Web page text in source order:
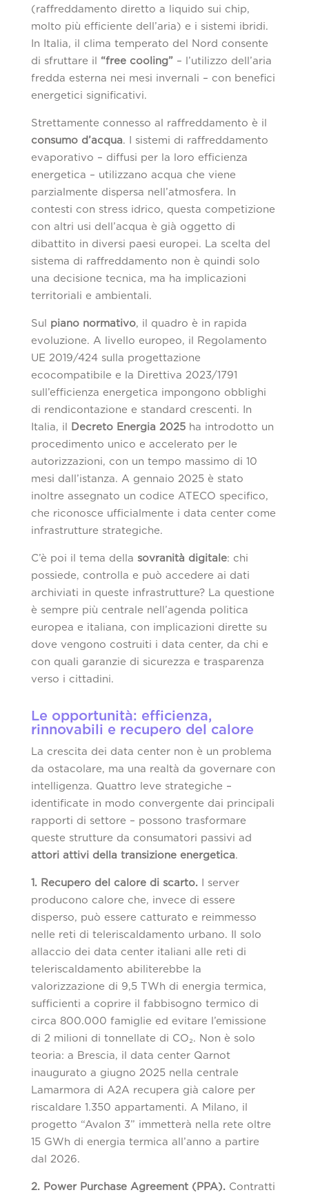
(raffreddamento diretto a liquido sui chip,
molto più efficiente dell’aria) e i sistemi ibridi.
In Italia, il clima temperato del Nord consente
di sfruttare il “free cooling”– l’utilizzo dell’aria
fredda esterna nei mesi invernali – con benefici
energetici significativi.
Strettamente connesso al raffreddamento è il
consumo d’acqua. I sistemi di raffreddamento
evaporativo – diffusi per la loro efficienza
energetica – utilizzano acqua che viene
parzialmente dispersa nell’atmosfera. In
contesti con stress idrico, questa competizione
con altri usi dell’acqua è già oggetto di
dibattito in diversi paesi europei. La scelta del
sistema di raffreddamento non è quindi solo
una decisione tecnica, ma ha implicazioni
territoriali e ambientali.
Sul piano normativo, il quadro è in rapida
evoluzione. A livello europeo, il Regolamento
UE 2019/424 sulla progettazione
ecocompatibile e la Direttiva 2023/1791
sull’efficienza energetica impongono obblighi
di rendicontazione e standard crescenti. In
Italia, il Decreto Energia 2025ha introdotto un
procedimento unico e accelerato per le
autorizzazioni, con un tempo massimo di 10
mesi dall’istanza. A gennaio 2025 è stato
inoltre assegnato un codice ATECO specifico,
che riconosce ufficialmente i data center come
infrastrutture strategiche.
C’è poi il tema della sovranità digitale: chi
possiede, controlla e può accedere ai dati
archiviati in queste infrastrutture? La questione
è sempre più centrale nell’agenda politica
europea e italiana, con implicazioni dirette su
dove vengono costruiti i data center, da chi e
con quali garanzie di sicurezza e trasparenza
verso i cittadini.
Le opportunità: efficienza,
rinnovabili e recupero del calore
La crescita dei data center non è un problema
da ostacolare, ma una realtà da governare con
intelligenza. Quattro leve strategiche –
identificate in modo convergente dai principali
rapporti di settore – possono trasformare
queste strutture da consumatori passivi ad
attori attivi della transizione energetica.
1. Recupero del calore di scarto. I server
producono calore che, invece di essere
disperso, può essere catturato e reimmesso
nelle reti di teleriscaldamento urbano. Il solo
allaccio dei data center italiani alle reti di
teleriscaldamento abiliterebbe la
valorizzazione di 9,5 TWh di energia termica,
sufficienti a coprire il fabbisogno termico di
circa 800.000 famiglie ed evitare l’emissione
di 2 milioni di tonnellate di CO₂. Non è solo
teoria: a Brescia, il data center Qarnot
inaugurato a giugno 2025 nella centrale
Lamarmora di A2A recupera già calore per
riscaldare 1.350 appartamenti. A Milano, il
progetto “Avalon 3” immetterà nella rete oltre
15 GWh di energia termica all’anno a partire
dal 2026.
2. Power Purchase Agreement (PPA). Contratti